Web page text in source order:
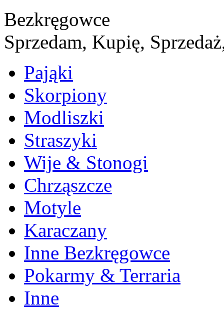
Bezkręgowce
Sprzedam, Kupię,
Pająki
Skorpiony
Modliszki
Straszyki
Wije & Stonogi
Chrząszcze
Motyle
Karaczany
Inne Bezkręgowce
Pokarmy & Terraria
Inne